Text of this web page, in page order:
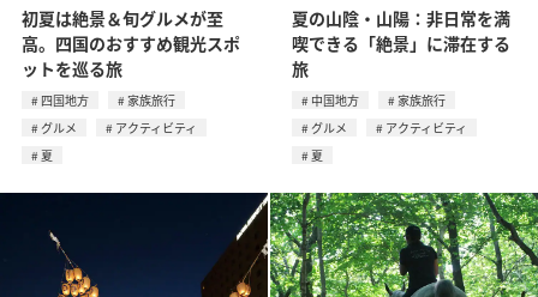
初夏は絶景＆旬グルメが至
高。四国のおすすめ観光スポ
ットを巡る旅
四国地方
家族旅行
グルメ
アクティビティ
夏
夏の山陰・山陽：非日常を満
喫できる「絶景」に滞在する
旅
中国地方
家族旅行
グルメ
アクティビティ
夏